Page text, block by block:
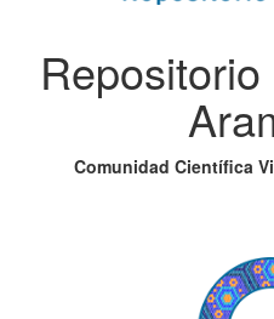
Comunidad Científica